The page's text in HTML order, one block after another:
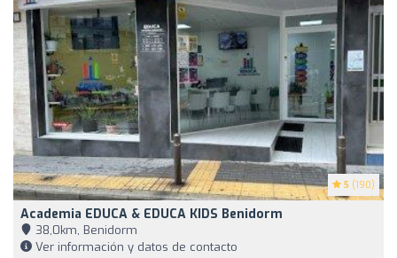
5 (190)
Academia EDUCA & EDUCA KIDS Benidorm
38,0km, Benidorm
Ver información y datos de contacto